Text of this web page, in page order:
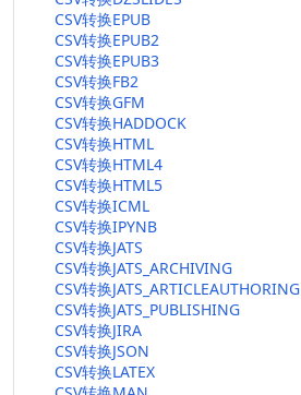
CSV转换EPUB
CSV转换EPUB2
CSV转换EPUB3
CSV转换FB2
CSV转换GFM
CSV转换HADDOCK
CSV转换HTML
CSV转换HTML4
CSV转换HTML5
CSV转换ICML
CSV转换IPYNB
CSV转换JATS
CSV转换JATS_ARCHIVING
CSV转换JATS_ARTICLEAUTHORING
CSV转换JATS_PUBLISHING
CSV转换JIRA
CSV转换JSON
CSV转换LATEX